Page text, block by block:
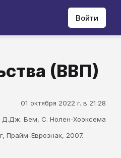
Войти
(ВВП)
01 октября 2022 г. в 21:28
Д.Дж. Бем, С. Нолен-Хоэксема
Прайм-Еврознак, 2007.